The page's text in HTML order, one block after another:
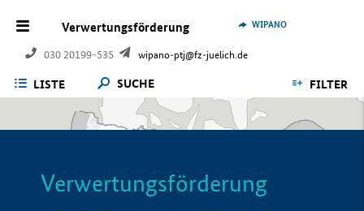
Verwertungsförderung
030 20199-535 wipano-ptj@fz-juelich.de
WIPANO
LISTE SUCHE FILTER
Verwertungsförderung